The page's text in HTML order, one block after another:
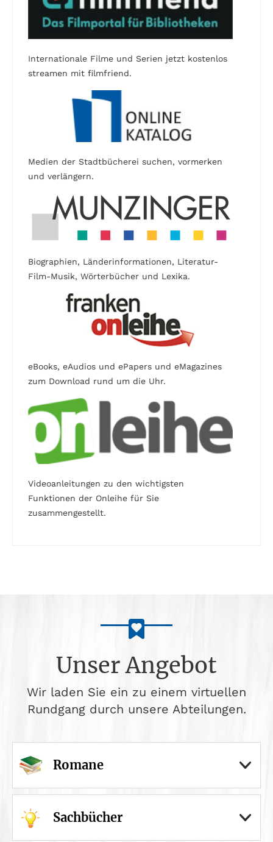
Internationale Filme und Serien jetzt kostenlos
streamen mit filmfriend.
Medien der Stadtbücherei suchen, vormerken
und verlängern.
Biographien, Länderinformationen, Literatur-
Film-Musik, Wörterbücher und Lexika.
eBooks, eAudios und ePapers und eMagazines
zum Download rund um die Uhr.
Videoanleitungen zu den wichtigsten
Funktionen der Onleihe für Sie
zusammengestellt.
Unser Angebot
Wir laden Sie ein zu einem virtuellen
Rundgang durch unsere Abteilungen.
Romane
Sachbücher